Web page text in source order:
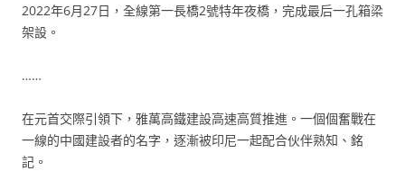
2022年6月27日，全線第一長橋2號特年夜橋，完成最后一孔箱梁
架設。
……
在元首交際引領下，雅萬高鐵建設高速高質推進。一個個奮戰在
一線的中國建設者的名字，逐漸被印尼一起配合伙伴熟知、銘
記。